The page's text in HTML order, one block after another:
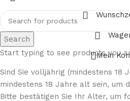
Search
Start typing to see products you
Mein
Sind Sie volljährig (mindestens 18
mindestens 18 Jahre alt sein, um
Bitte bestätigen Sie Ihr Alter, um